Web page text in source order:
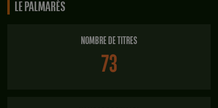
LE PALMARÈS
NOMBRE DE TITRES
73